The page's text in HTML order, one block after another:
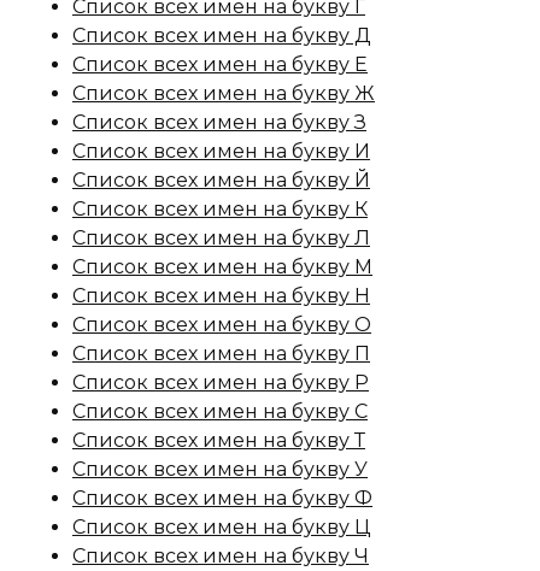
Список всех имен на букву Г
Список всех имен на букву Д
Список всех имен на букву Е
Список всех имен на букву Ж
Список всех имен на букву З
Список всех имен на букву И
Список всех имен на букву Й
Список всех имен на букву К
Список всех имен на букву Л
Список всех имен на букву М
Список всех имен на букву Н
Список всех имен на букву О
Список всех имен на букву П
Список всех имен на букву Р
Список всех имен на букву С
Список всех имен на букву Т
Список всех имен на букву У
Список всех имен на букву Ф
Список всех имен на букву Ц
Список всех имен на букву Ч